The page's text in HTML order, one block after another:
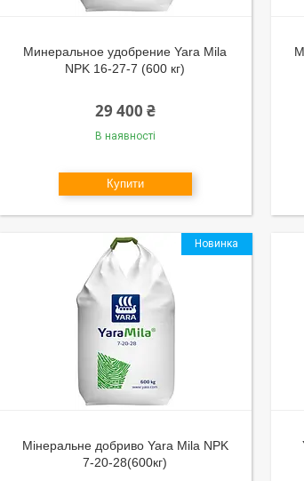
Минеральное удобрение Yara Mila
NPK 16-27-7 (600 кг)
29 400 ₴
В наявності
Купити
Новинка
Мінеральне добриво Yara Mila NPK
7-20-28(600кг)